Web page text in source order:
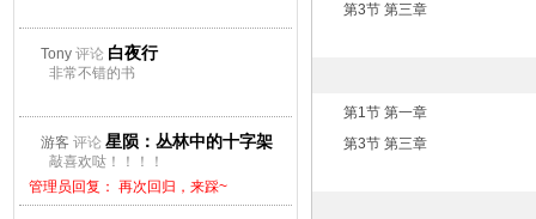
Tony 评论 白夜行
非常不错的书
游客 评论 星陨：丛林中的十字架
敲喜欢哒！！！！
管理员回复： 再次回归，来踩~
第3节 第三章
第1节 第一章
第3节 第三章